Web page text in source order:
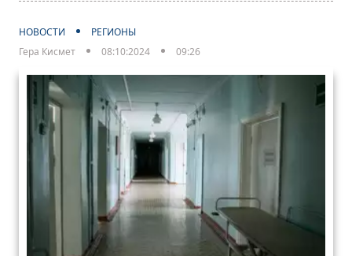
НОВОСТИ
РЕГИОНЫ
Гера Кисмет
08:10:2024 09:26